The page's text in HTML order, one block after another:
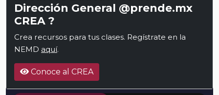
Dirección General @prende.mx
CREA ?
Crea recursos para tus clases. Regístrate en la
NEMD aquí.
Conoce al CREA